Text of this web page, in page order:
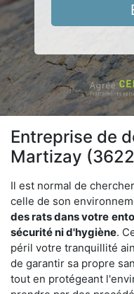
Entreprise de
Martizay
Il est normal de
celle de son
des rats dans votre
sécurité ni d'hygiène.
péril votre tranquillité
de garantir sa propre
tout en protégeant